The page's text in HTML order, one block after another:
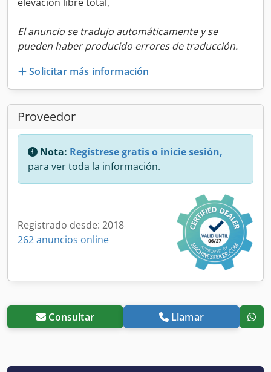
El anuncio se tradujo automáticamente y se
pueden haber producido errores de traducción.
Solicitar más información
Proveedor
Nota: Regístrese gratis o inicie sesión,
para ver toda la información.
Registrado desde: 2018
262 anuncios online
Consultar Llamar